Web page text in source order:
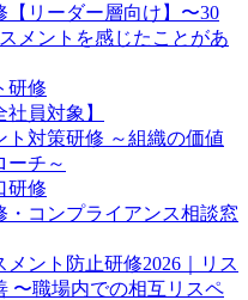
リーダー層向け】〜30
メントを感じたことがあ
研修
員対象】
対策研修 ～組織の価値
ーチ～
研修
・コンプライアンス相談窓
メント防止研修2026｜リス
〜職場内での相互リスペ